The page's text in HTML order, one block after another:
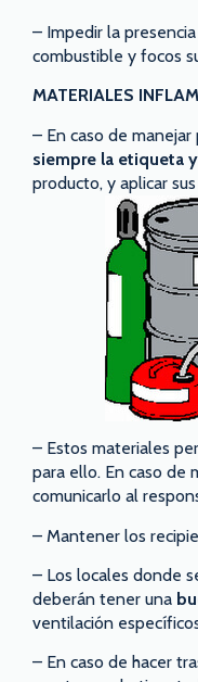
– Impedir la
combustible y focos
MATERIALES
– En caso de
siempre la etiqueta
producto, y aplicar
– Estos materiales
para ello. En caso de
comunicarlo al
– Mantener los
– Los locales donde
deberán tener una
ventilación
– En caso de hacer